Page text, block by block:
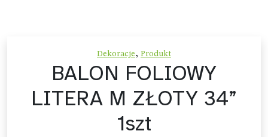
Dekoracje, Produkt
BALON FOLIOWY
LITERA M ZŁOTY 34”
1szt